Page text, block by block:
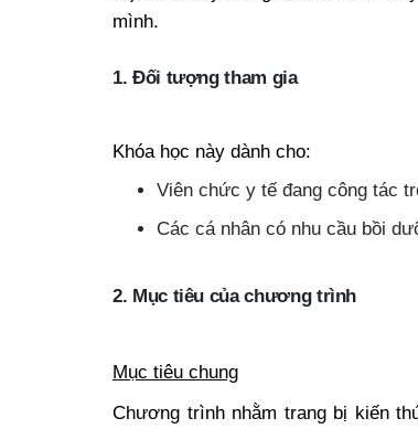
mình.
1. Đối tượng tham gia
Khóa học này dành cho:
Viên chức y tế đang công tác
Các cá nhân có nhu cầu bồi
2. Mục tiêu của chương trình
Mục tiêu chung
Chương trình nhằm trang bị kiến